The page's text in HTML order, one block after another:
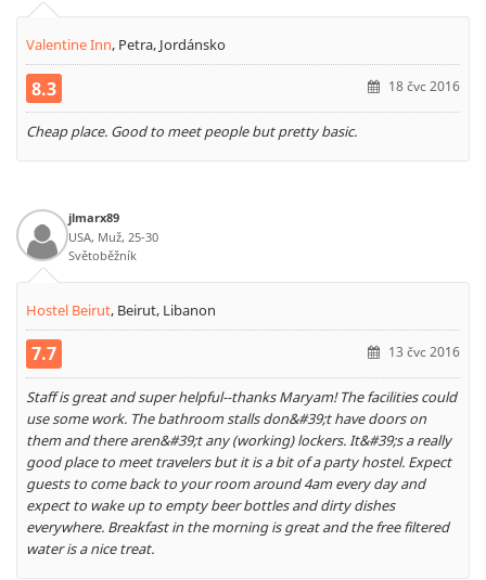
Valentine Inn, Petra, Jordánsko
8.3 18 čvc 2016
Cheap place. Good to meet people but pretty basic.
jlmarx89
USA, Muž, 25-30
Světoběžník
Hostel Beirut, Beirut, Libanon
7.7 13 čvc 2016
Staff is great and super helpful--thanks Maryam! The facilities could
use some work. The bathroom stalls don&#39;t have doors on
them and there aren&#39;t any (working) lockers. It&#39;s a really
good place to meet travelers but it is a bit of a party hostel. Expect
guests to come back to your room around 4am every day and
expect to wake up to empty beer bottles and dirty dishes
everywhere. Breakfast in the morning is great and the free filtered
water is a nice treat.